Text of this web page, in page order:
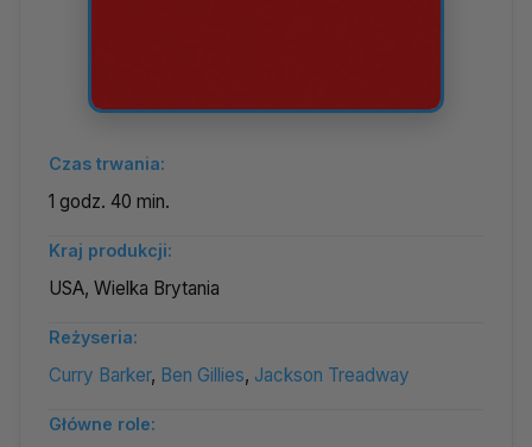
Czas trwania:
1 godz. 40 min.
Kraj produkcji:
USA, Wielka Brytania
Reżyseria:
Curry Barker, Ben Gillies, Jackson Treadway
Główne role: